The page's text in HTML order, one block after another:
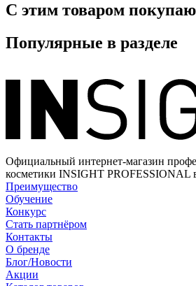
С этим товаром
Популярные в разделе
Официальный интернет-магазин
косметики INSIGHT PROFESSIONAL
Преимущество
Обучение
Конкурс
Стать партнёром
Контакты
О бренде
Блог/Новости
Акции